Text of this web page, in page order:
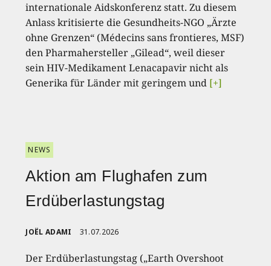
internationale Aidskonferenz statt. Zu diesem
Anlass kritisierte die Gesundheits-NGO „Ärzte
ohne Grenzen“ (Médecins sans frontieres, MSF)
den Pharmahersteller „Gilead“, weil dieser
sein HIV-Medikament Lenacapavir nicht als
Generika für Länder mit geringem und [+]
NEWS
Aktion am Flughafen zum
Erdüberlastungstag
JOËL ADAMI 31.07.2026
Der Erdüberlastungstag („Earth Overshoot